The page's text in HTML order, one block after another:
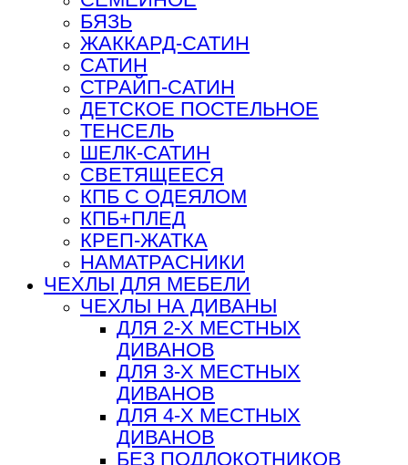
БЯЗЬ
ЖАККАРД-САТИН
САТИН
СТРАЙП-САТИН
ДЕТСКОЕ ПОСТЕЛЬНОЕ
ТЕНСЕЛЬ
ШЕЛК-САТИН
СВЕТЯЩЕЕСЯ
КПБ С ОДЕЯЛОМ
КПБ+ПЛЕД
КРЕП-ЖАТКА
НАМАТРАСНИКИ
ЧЕХЛЫ ДЛЯ МЕБЕЛИ
ЧЕХЛЫ НА ДИВАНЫ
ДЛЯ 2-Х МЕСТНЫХ
ДИВАНОВ
ДЛЯ 3-Х МЕСТНЫХ
ДИВАНОВ
ДЛЯ 4-Х МЕСТНЫХ
ДИВАНОВ
БЕЗ ПОДЛОКОТНИКОВ